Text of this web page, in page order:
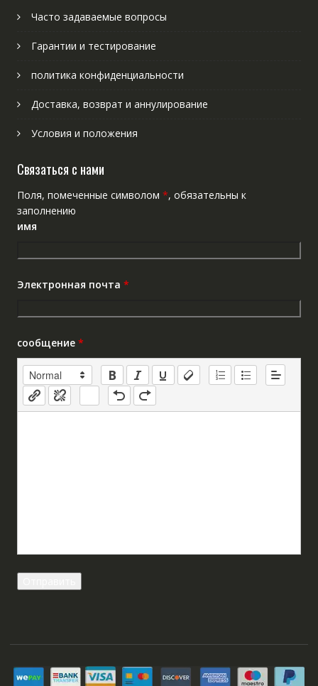
Часто задаваемые вопросы
Гарантии и тестирование
политика конфиденциальности
Доставка, возврат и аннулирование
Условия и положения
Связаться с нами
Поля, помеченные символом *, обязательны к
заполнению
имя
Электронная почта *
сообщение *